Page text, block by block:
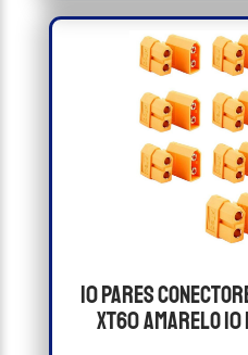
10 Pares
Xt60 Amarelo 10